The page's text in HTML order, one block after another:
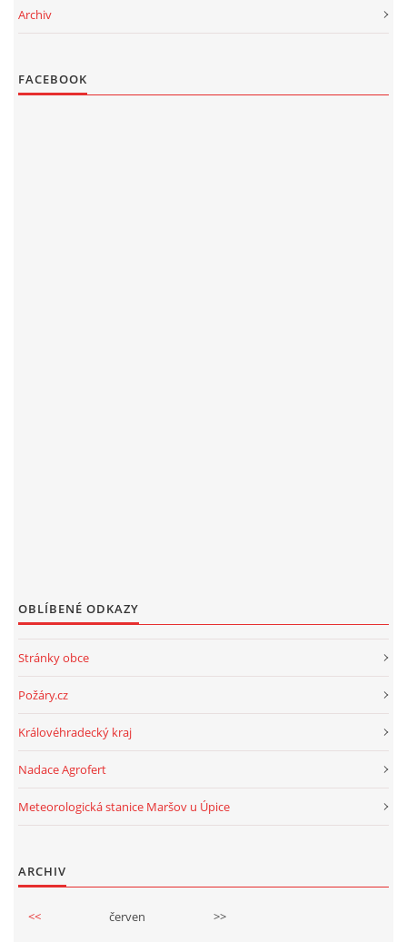
© 2026 eStránky.cz
|
Archiv
FACEBOOK
OBLÍBENÉ ODKAZY
Stránky obce
Požáry.cz
Královéhradecký kraj
Nadace Agrofert
Meteorologická stanice Maršov u Úpice
ARCHIV
<< červen
>>